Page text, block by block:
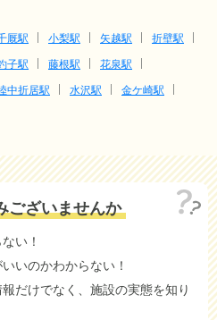
厩駅 小梨駅 矢越駅
折壁駅
子駅 藤根駅
花泉駅
中折居駅 水沢駅
金ケ崎駅
ございませんか
い！
いのかわからない！
だけでなく、施設の実態を知り